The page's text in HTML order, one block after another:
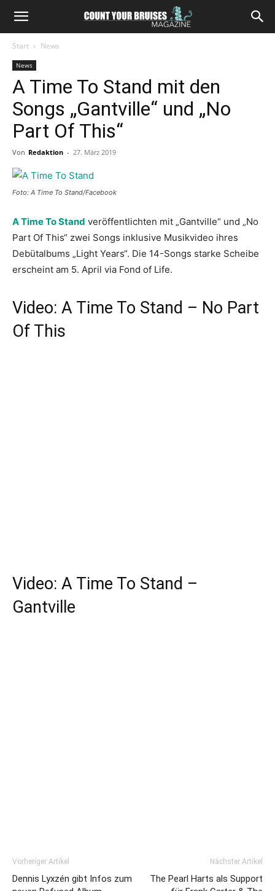
Start News
News
A Time To Stand mit den
Songs „Gantville“ und „No
Part Of This“
Von Redaktion - 27. März 2019
Foto: A Time To Stand/Facebook
A Time To Stand veröffentlichten mit „Gantville“ und „No
Part Of This“ zwei Songs inklusive Musikvideo ihres
Debütalbums „Light Years“. Die 14-Songs starke Scheibe
erscheint am 5. April via Fond of Life.
Video: A Time To Stand – No Part
Of This
Video: A Time To Stand –
Gantville
Vorheriger Artikel
Dennis Lyxzén gibt Infos zum
Nächster Artikel
The Pearl Harts als Support